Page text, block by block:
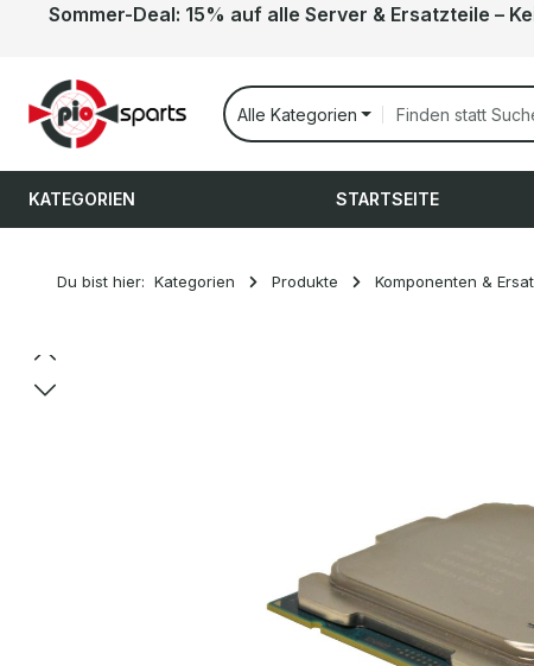
Hauptinhalt springen
Zur Suche springen
Zur Hauptnavigation springen
Sommer-Deal: 15% auf alle Server & Ersatzteile –
Alle Kategorien
KATEGORIEN STARTSEITE
Du bist hier: Kategorien Produkte Komponenten &
Bildergalerie überspringen